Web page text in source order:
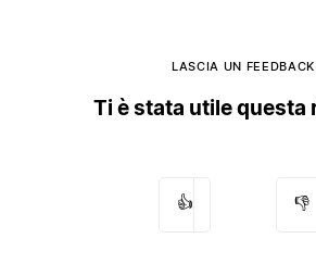
LASCIA UN FEEDBACK
Ti è stata utile questa
👍 👎